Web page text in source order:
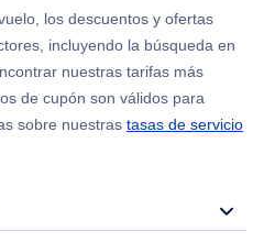
Kong
los descuentos y ofertas
incluyendo la búsqueda en
nuestras tarifas más
de cupón son válidos para
sobre nuestras tasas de servicio